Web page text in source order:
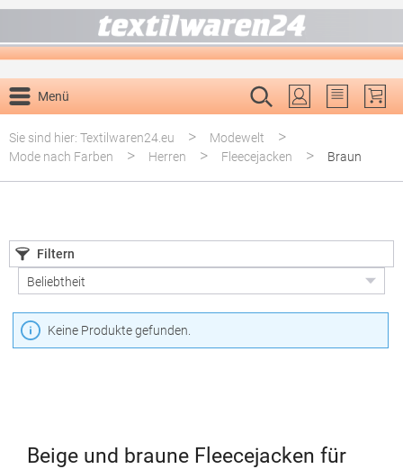
Menü
Du hast 0
Sie sind hier: Textilwaren24.eu
> Modewelt >
Mode nach Farben > Herren > Fleecejacken > Braun
Filtern
Keine Produkte gefunden.
Beige und braune Fleecejacken für